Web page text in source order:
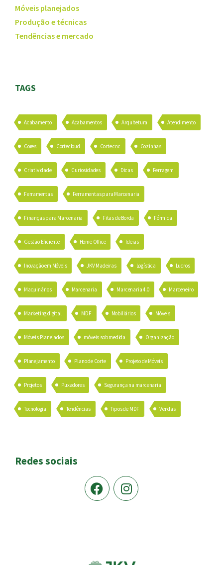
Móveis planejados
Produção e técnicas
Tendências e mercado
TAGS
Acabamento Acabamentos Arquitetura Atendimento
Cores Cortecloud Corte cnc Cozinhas
Criatividade Curiosidades Dicas Ferragem
Ferramentas Ferramentas para Marcenaria
Finanças para Marcenaria Fitas de Borda Fórmica
Gestão Eficiente Home Office Ideias
Inovação em Móveis JKV Madeiras Logística Lucros
Maquinários Marcenaria Marcenaria 4.0 Marceneiro
Marketing digital MDF Mobiliários Móveis
Móveis Planejados móveis sob medida Organização
Planejamento Plano de Corte Projeto de Móveis
Projetos Puxadores Segurança na marcenaria
Tecnologia Tendências Tipos de MDF Vendas
Redes sociais